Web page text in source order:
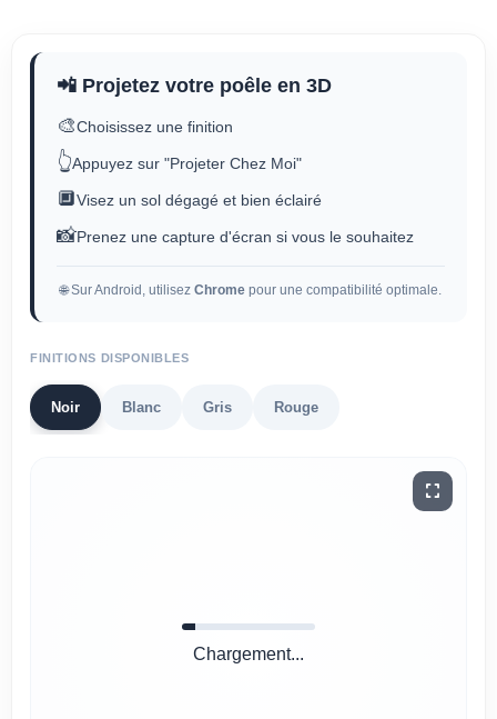
📲 Projetez votre poêle en 3D
🎨Choisissez une finition
👆Appuyez sur "Projeter Chez Moi"
🔲Visez un sol dégagé et bien éclairé
📸Prenez une capture d'écran si vous le souhaitez
🌐 Sur Android, utilisez Chrome pour une compatibilité optimale.
FINITIONS DISPONIBLES
Noir Blanc Gris Rouge
Chargement...